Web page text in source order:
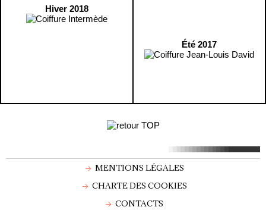
Hiver 2018
Été 2017
MENTIONS LÉGALES
CHARTE DES COOKIES
CONTACTS